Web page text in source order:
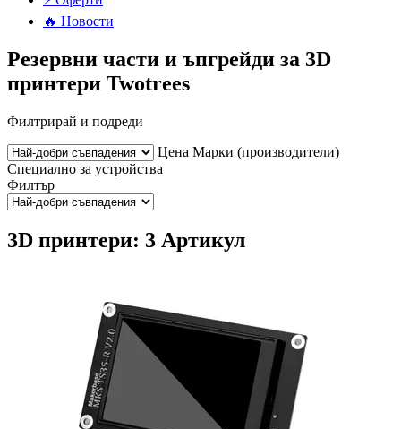
🔥 Новости
Резервни части и ъпгрейди за 3D
принтери Twotrees
Филтрирай и подреди
Цена Марки (производители)
Специално за устройства
Филтър
3D принтери: 3 Артикул